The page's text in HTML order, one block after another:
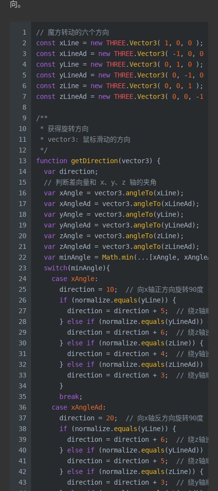
向。
1
2
3
4
5
6
7
8
9
10
11
12
13
14
15
16
17
18
19
20
21
22
23
24
25
26
27
28
29
30
31
32
33
34
35
36
37
38
39
40
41
42
43
// 魔方转动的六个方向
const xLine = new THREE.Vector3( 1, 0, 0
const xLineAd = new THREE.Vector3( -1, 0, 0
const yLine = new THREE.Vector3( 0, 1, 0
const yLineAd = new THREE.Vector3( 0, -1, 0
const zLine = new THREE.Vector3( 0, 0, 1
const zLineAd = new THREE.Vector3( 0, 0, -1
/**
* 获得旋转方向
* vector3: 鼠标滑动的方向
*/
function getDirection(vector3) {
var direction;
// 判断差向量和 x、y、z 轴的夹角
var xAngle = vector3. angleTo(xLine);
var xAngleAd = vector3. angleTo(xLineAd);
var yAngle = vector3. angleTo(yLine);
var yAngleAd = vector3. angleTo(yLineAd);
var zAngle = vector3. angleTo(zLine);
var zAngleAd = vector3. angleTo(zLineAd);
var minAngle = Math.min(...[xAngle,
switch(minAngle){
case xAngle:
      direction =
10;
// 向x轴正方向旋转90度（还
if (normalize. equals (yLine)) {
        direction = direction +
5;
// 绕z轴顺
      }
else if (normalize. equals (yLineAd)) {
        direction = direction +
6;
// 绕z轴逆
      }
else if (normalize. equals (zLine)) {
        direction = direction +
4;
// 绕y轴逆
      }
else if (normalize. equals (zLineAd)) {
        direction = direction +
3;
// 绕y轴顺
      }
break;
case xAngleAd :
      direction =
20;
// 向x轴反方向旋转90度
if (normalize. equals (yLine)) {
        direction = direction +
6;
// 绕z轴逆
      }
else if (normalize. equals (yLineAd)) {
        direction = direction +
5;
// 绕z轴顺
      }
else if (normalize. equals (zLine)) {
        direction = direction +
3;
// 绕y轴顺